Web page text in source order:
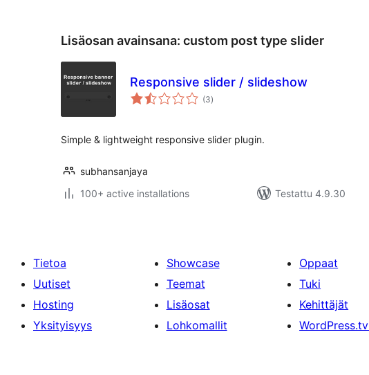
Lisäosan avainsana: custom post type slider
Responsive slider / slideshow
(3arvosanat
yhteensä
)
Simple & lightweight responsive slider plugin.
subhansanjaya
100+ active installations
Testattu 4.9.30
Tietoa
Uutiset
Hosting
Yksityisyys
Showcase
Teemat
Lisäosat
Lohkomallit
Oppaat
Tuki
Kehittäjät
WordPress.tv